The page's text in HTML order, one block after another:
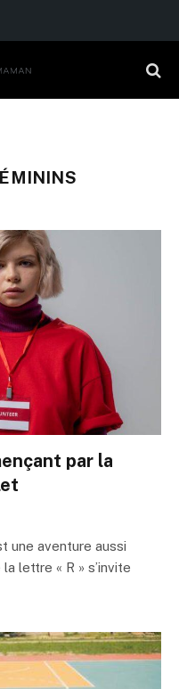
par la
une aventure aussi
lettre « R » s’invite